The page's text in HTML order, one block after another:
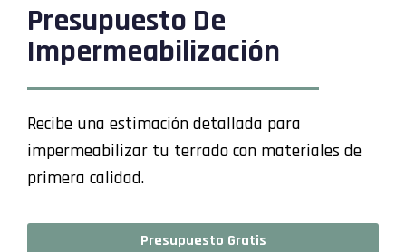
Presupuesto De
Impermeabilización
Recibe una estimación detallada para
impermeabilizar tu terrado con materiales de
primera calidad.
Presupuesto Gratis